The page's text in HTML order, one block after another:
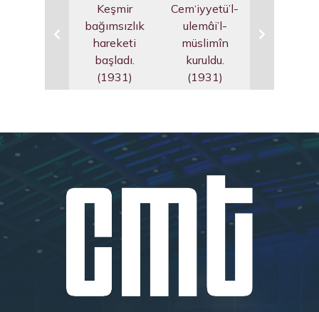
Keşmir
bağımsızlık
hareketi
başladı.
(1931)
Cem‘iyyetü’l-
ulemâi’l-
müslimîn
kuruldu.
(1931)